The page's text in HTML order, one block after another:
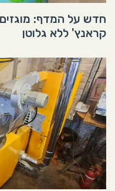
חדש על המדף: מוגזים
קראנץ' ללא גלוטן